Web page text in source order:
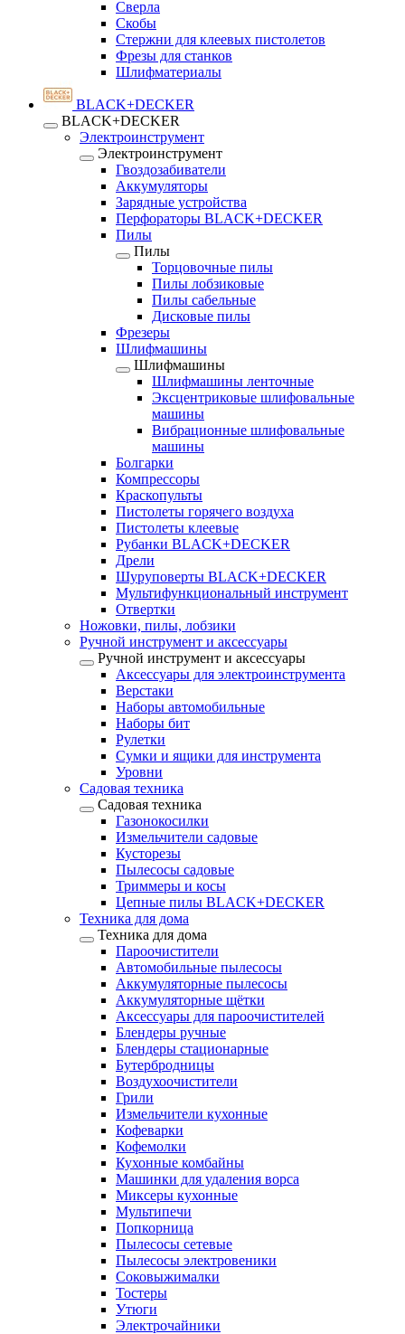
Сверла
Скобы
Стержни для клеевых пистолетов
Фрезы для станков
Шлифматериалы
BLACK+DECKER
BLACK+DECKER
Электроинструмент
Электроинструмент
Гвоздозабиватели
Аккумуляторы
Зарядные устройства
Перфораторы BLACK+DECKER
Пилы
Пилы
Торцовочные пилы
Пилы лобзиковые
Пилы сабельные
Дисковые пилы
Фрезеры
Шлифмашины
Шлифмашины
Шлифмашины ленточные
Эксцентриковые шлифовальные
машины
Вибрационные шлифовальные
машины
Болгарки
Компрессоры
Краскопульты
Пистолеты горячего воздуха
Пистолеты клеевые
Рубанки BLACK+DECKER
Дрели
Шуруповерты BLACK+DECKER
Мультифункциональный инструмент
Отвертки
Ножовки, пилы, лобзики
Ручной инструмент и аксессуары
Ручной инструмент и аксессуары
Аксессуары для электроинструмента
Верстаки
Наборы автомобильные
Наборы бит
Рулетки
Сумки и ящики для инструмента
Уровни
Садовая техника
Садовая техника
Газонокосилки
Измельчители садовые
Кусторезы
Пылесосы садовые
Триммеры и косы
Цепные пилы BLACK+DECKER
Техника для дома
Техника для дома
Пароочистители
Автомобильные пылесосы
Аккумуляторные пылесосы
Аккумуляторные щётки
Аксессуары для пароочистителей
Блендеры ручные
Блендеры стационарные
Бутербродницы
Воздухоочистители
Грили
Измельчители кухонные
Кофеварки
Кофемолки
Кухонные комбайны
Машинки для удаления ворса
Миксеры кухонные
Мультипечи
Попкорница
Пылесосы сетевые
Пылесосы электровеники
Соковыжималки
Тостеры
Утюги
Электрочайники